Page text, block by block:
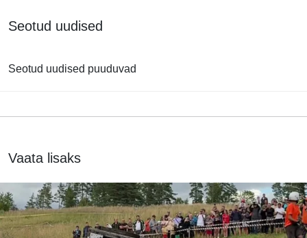
Seotud uudised
Seotud uudised puuduvad
Vaata lisaks